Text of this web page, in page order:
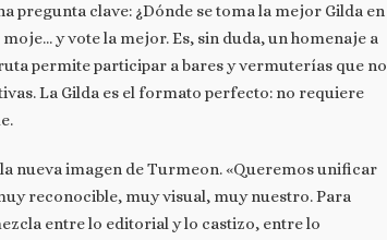
pregunta clave: ¿Dónde se toma la mejor Gilda en
y vote la mejor. Es, sin duda, un homenaje a
permite participar a bares y vermuterías que no
La Gilda es el formato perfecto: no requiere
nueva imagen de Turmeon. «Queremos unificar
reconocible, muy visual, muy nuestro. Para
entre lo editorial y lo castizo, entre lo